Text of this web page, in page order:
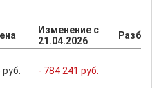
Изменение с
21.04.2026
- 784 241 руб.